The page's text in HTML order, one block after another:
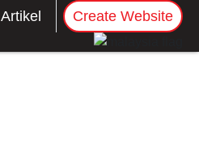
Artikel Create Website